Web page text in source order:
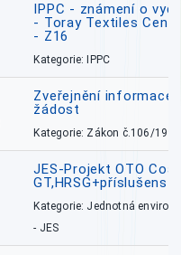
IPPC - známení o
- Toray Textiles
- Z16
Kategorie: IPPC
Zveřejnění informace
žádost
Kategorie: Zákon č.106/1999
JES-Projekt OTO
Kategorie: Jednotná
- JES